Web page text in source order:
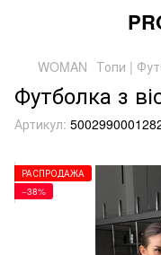
WOMAN Топи |
Футболка з
Артикул:
РАСПРОДАЖА
−38%